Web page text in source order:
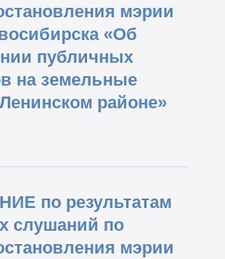
мэрии
«Об
публичных
на земельные
районе»
по результатам
слушаний по
мэрии